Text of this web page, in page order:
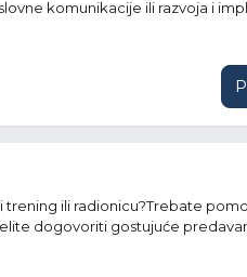
komunikacije ili razvoja i
ili radionicu?Trebate
dogovoriti gostujuće